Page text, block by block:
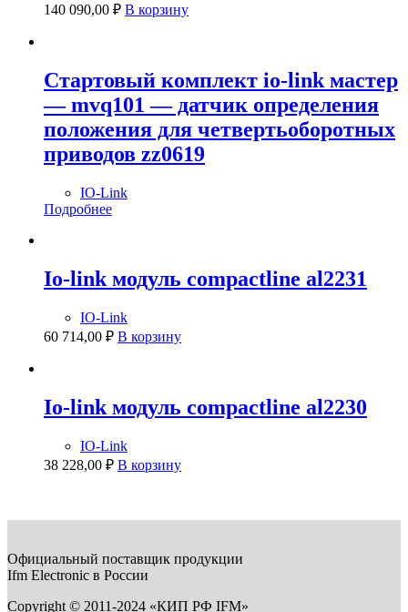
140 090,00 ₽ В корзину
Стартовый комплект io-link мастер
— mvq101 — датчик определения
положения для четвертьоборотных
приводов zz0619
IO-Link
Подробнее
Io-link модуль compactline al2231
IO-Link
60 714,00 ₽ В корзину
Io-link модуль compactline al2230
IO-Link
38 228,00 ₽ В корзину
Официальный поставщик продукции
Ifm Electronic в России
Copyright © 2011-2024 «КИП РФ IFM»